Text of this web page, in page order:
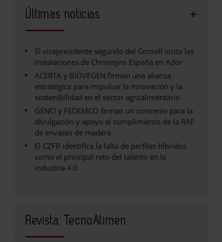
Últimas noticias
El vicepresidente segundo del Consell visita las
instalaciones de Christeyns España en Ador
ACERTA y BIOVEGEN firman una alianza
estratégica para impulsar la innovación y la
sostenibilidad en el sector agroalimentario
GENCI y FEDEMCO firman un convenio para la
divulgación y apoyo al cumplimiento de la RAP
de envases de madera
El CZFB identifica la falta de perfiles híbridos
como el principal reto del talento en la
industria 4.0
Revista TecnoAlimen